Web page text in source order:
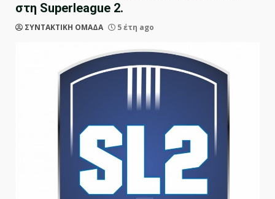
στη Superleague 2.
ΣΥΝΤΑΚΤΙΚΗ ΟΜΑΔΑ 5 έτη ago